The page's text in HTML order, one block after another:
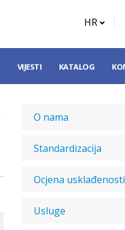
HR
VIJESTI KATALOG
O nama
Standardizacija
Ocjena usklađenosti
Usluge